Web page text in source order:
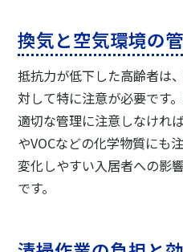
換気と空気環境の
抵抗力が低下した高齢者は
対して特に注意が必要です
適切な管理に注意しなけれ
やVOCなどの化学物質にも
変化しやすい入居者への影
です。